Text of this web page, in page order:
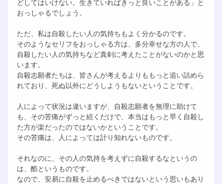
おっしゃるでしょう。
ただ、私は自殺したい人の気持ちもよく分かるのです。
そのようなセリフをおっしゃる方は、多分幸せな方の人で、
自殺したい人の気持ちなど真剣に考えたことがないのかと思
います。
自殺志願者たちは、皆さんが考えるよりももっと追い詰めら
れており、死ぬ以外にどうしようもないということです。
人によって状況は違いますが、自殺志願者を無理に助けて
も、その苦痛がずっと続くだけで、本当はもっと早く自殺し
た方が楽だったのではないかということです。
その苦痛は、人によっては計り知れないものです。
それなのに、その人の気持を考えずに自殺するなというの
は、酷というものです。
なので、安易に自殺を止めるべきではないという思いもあり